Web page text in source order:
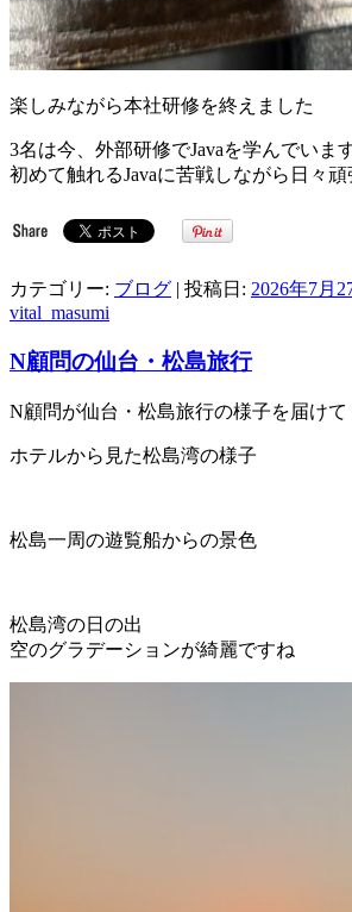
楽しみながら本社研修を終えました
3名は今、外部研修でJavaを学んでいま
初めて触れるJavaに苦戦しながら日々
カテゴリー: ブログ | 投稿日: 2026年7月
vital_masumi
N顧問の仙台・松島旅行
N顧問が仙台・松島旅行の様子を届けて
ホテルから見た松島湾の様子
松島一周の遊覧船からの景色
松島湾の日の出
空のグラデーションが綺麗ですね